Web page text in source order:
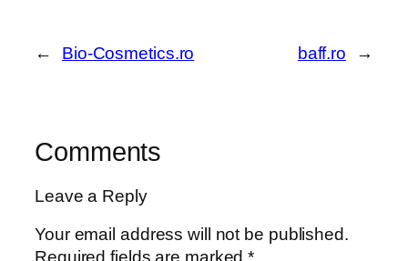
← Bio-Cosmetics.ro baff.ro →
Comments
Leave a Reply
Your email address will not be published.
Required fields are marked*